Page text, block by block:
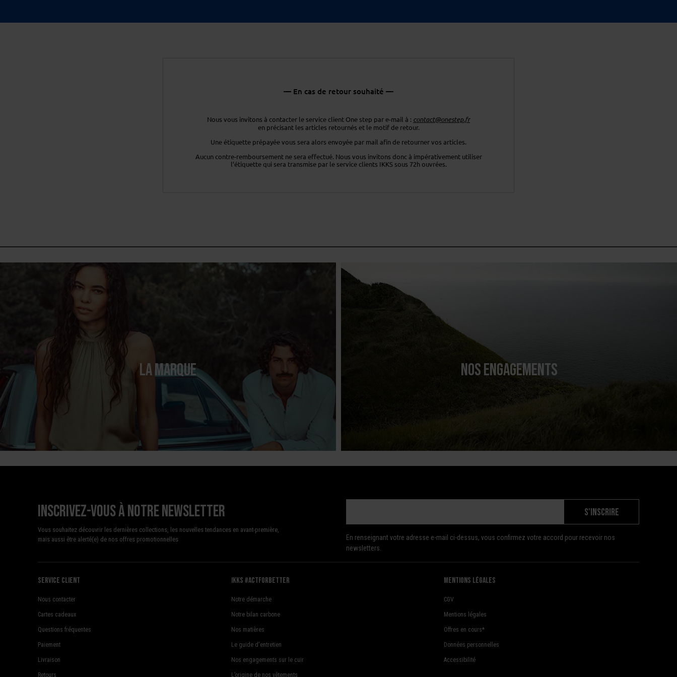
— En cas de retour souhaité —
Nous vous invitons à contacter le service client One step par e-mail à : contact@onestep.fr
en précisant les articles retournés et le motif de retour.
Une étiquette prépayée vous sera alors envoyée par mail afin de retournervos articles.
Aucun contre-remboursement ne sera effectué. Nous vous invitons doncà impérativement utiliser
l’étiquettequi sera transmise par le service clients IKKS sous 72h ouvrées.
LA MARQUE NOS ENGAGEMENTS
Inscrivez-vous à notre newsletter
Vous souhaitez découvrir les dernières collections, les nouvelles tendances en avant-première,
mais aussi être alerté(e) de nos offres promotionnelles
S'INSCRIRE
En renseignant votre adresse e-mail ci-dessus, vous confirmez votre accord pour recevoir nos
newsletters.
Service client
Nous contacter
Cartes cadeaux
Questions fréquentes
Paiement
Livraison
Retours
Ikks #actforbetter
Notre démarche
Notre bilan carbone
Nos matières
Le guide d'entretien
Nos engagements sur le cuir
L’origine de nos vêtements
mentions légales
CGV
Mentions légales
Offres en cours*
Données personnelles
Accessibilité